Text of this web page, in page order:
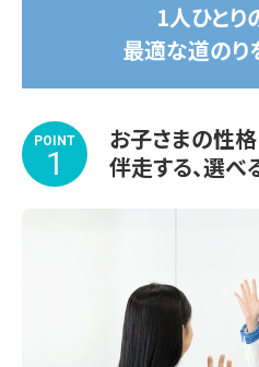
苦手な1教科から受講OK！
涼しくて集中できる学習環境を
※講習会のみお申し込みいただ
内容と一部異なります。詳しくは
【上永谷教室の主な指導実績校
1人ひとり
最適な道のり
POINT
1
お子さまの性
伴走する、選